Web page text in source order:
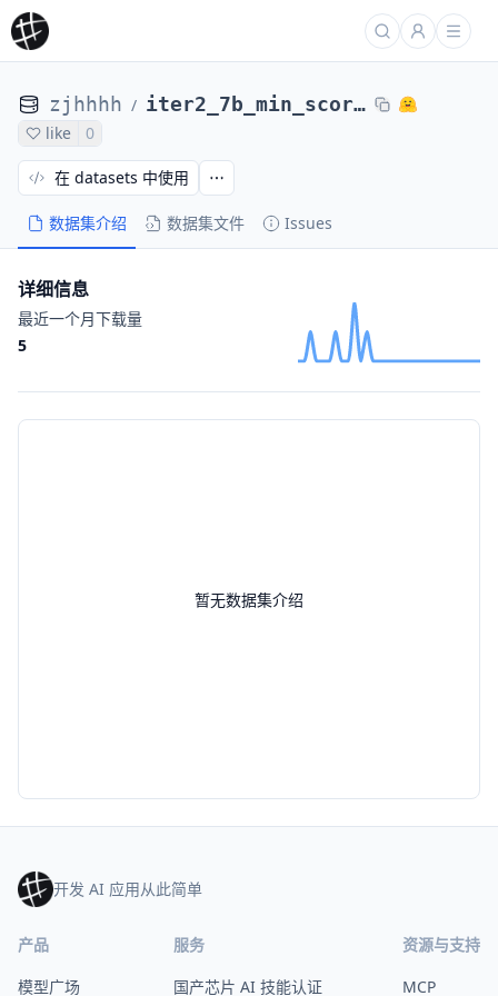
zjhhhh / iter2_7b_min_scores_adversary_34
like 0
数据集介绍 数据集文件 Issues
在 datasets 中使用
暂无数据集介绍
详细信息
最近一个月下载量
5
开发 AI 应用从此简单
产品
模型广场
服务
国产芯片 AI 技能认证
资源与支持
MCP